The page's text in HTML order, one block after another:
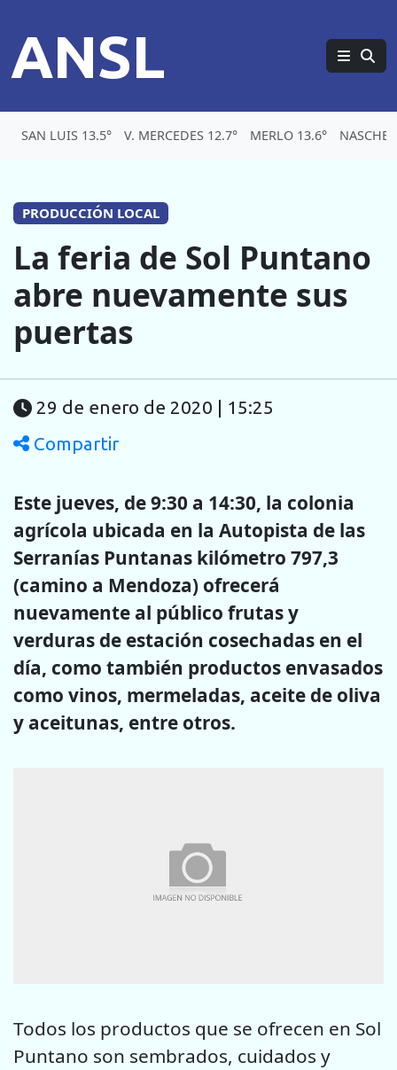
ANSL
SAN LUIS 13.5° V. MERCEDES 12.7° MERLO 13.6°
PRODUCCIÓN LOCAL
La feria de Sol Puntano
abre nuevamente sus
puertas
29 de enero de 2020 | 15:25
Compartir
Este jueves, de 9:30 a 14:30, la colonia
agrícola ubicada en la Autopista de las
Serranías Puntanas kilómetro 797,3
(camino a Mendoza) ofrecerá
nuevamente al público frutas y
verduras de estación cosechadas en el
día, como también productos envasados
como vinos, mermeladas, aceite de oliva
y aceitunas, entre otros.
Todos los productos que se ofrecen en Sol
Puntano son sembrados, cuidados y